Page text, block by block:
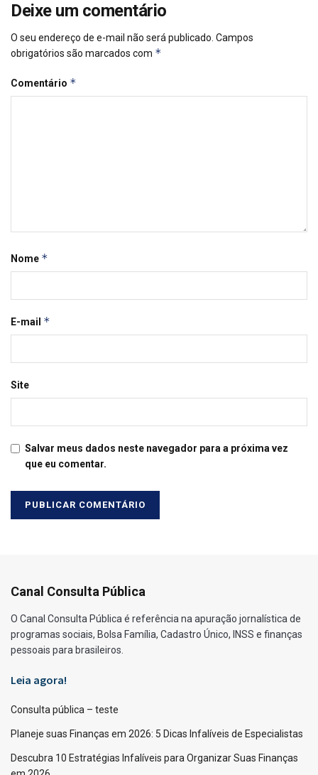
Deixe um comentário
O seu endereço de e-mail não será publicado. Campos
obrigatórios são marcados com *
Comentário *
Nome *
E-mail *
Site
Salvar meus dados neste navegador para a próxima vez
que eu comentar.
Canal Consulta Pública
O Canal Consulta Pública é referência na apuração jornalística de
programas sociais, Bolsa Família, Cadastro Único, INSS e finanças
pessoais para brasileiros.
Leia agora!
Consulta pública – teste
Planeje suas Finanças em 2026: 5 Dicas Infalíveis de Especialistas
Descubra 10 Estratégias Infalíveis para Organizar Suas Finanças